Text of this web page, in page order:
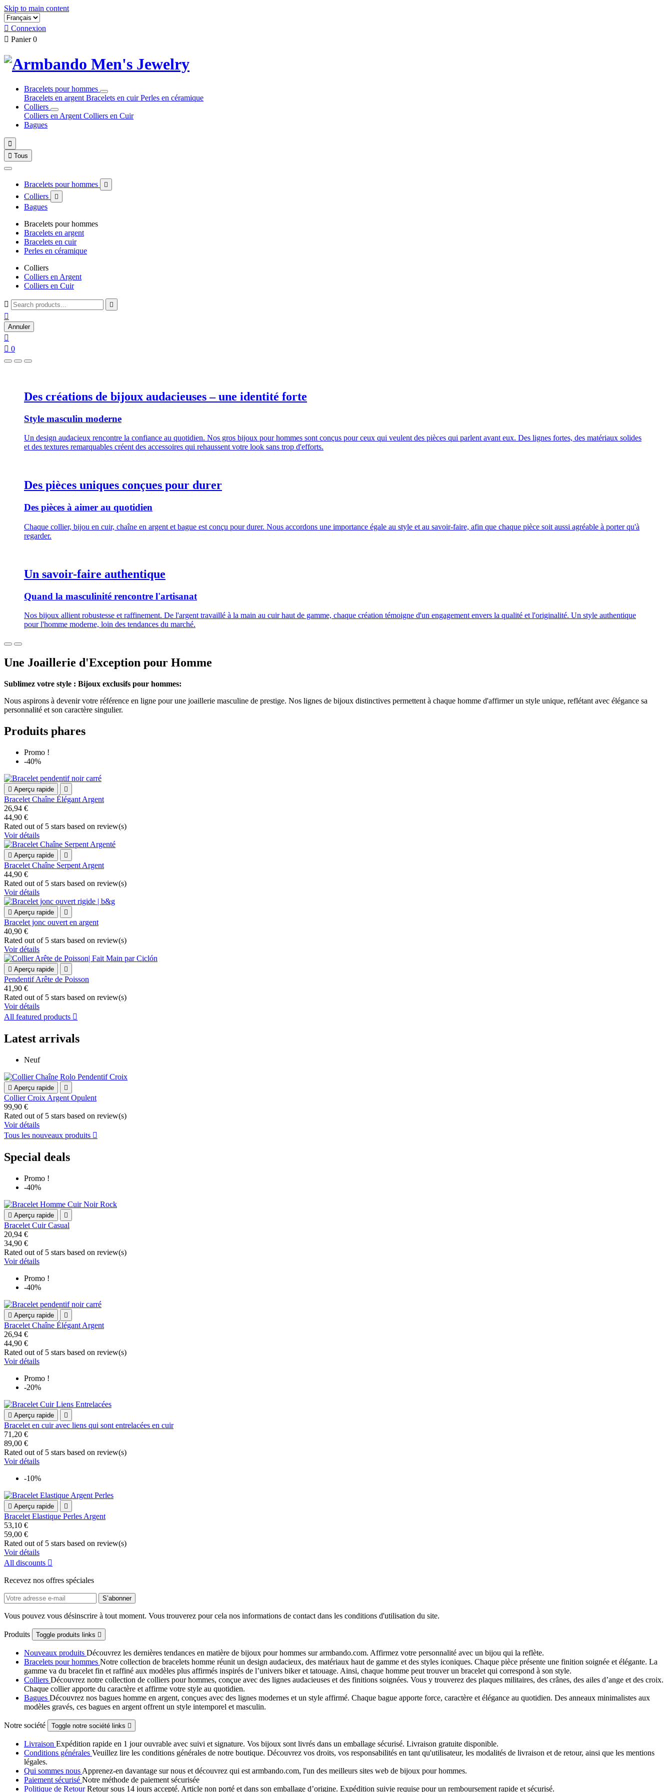
Skip to main content
 Connexion
 Panier 0
Bracelets pour hommes
Bracelets en argent Bracelets en cuirPerles en céramique
Colliers
Colliers en Argent Colliers en Cuir
Bagues

 Tous
Bracelets pour hommes 
Colliers 
Bagues
Bracelets pour hommes
Bracelets en argent
Bracelets en cuir
Perles en céramique
Colliers
Colliers en Argent
Colliers en Cuir
 

Annuler

 0
Des créations de bijoux audacieuses – une identité forte
Style masculin moderne
Un design audacieux rencontre la confiance au quotidien. Nos gros bijoux pour hommes sont conçus pour ceux qui veulent des pièces qui parlent avant eux. Des lignes fortes, des matériaux solides
et des textures remarquables créent des accessoires qui rehaussent votre look sans trop d'efforts.
Des pièces uniques conçues pour durer
Des pièces à aimer au quotidien
Chaque collier, bijou en cuir, chaîne en argent et bague est conçu pour durer. Nous accordons une importance égale au style et au savoir-faire, afin que chaque pièce soit aussi agréable à porter qu'à
regarder.
Un savoir-faire authentique
Quand la masculinité rencontre l'artisanat
Nos bijoux allient robustesse et raffinement. De l'argent travaillé à la main au cuir haut de gamme, chaque création témoigne d'un engagement envers la qualité et l'originalité. Un style authentique
pour l'homme moderne, loin des tendances du marché.
Une Joaillerie d'Exception pour Homme
Sublimez votre style : Bijoux exclusifs pour hommes:
Nous aspirons à devenir votre référence en ligne pour une joaillerie masculine de prestige. Nos lignes de bijoux distinctives permettent à chaque homme d'affirmer un style unique, reflétant avec élégance sa
personnalité et son caractère singulier.
Produits phares
Promo !
-40%
 Aperçu rapide 
Bracelet Chaîne Élégant Argent
26,94 €
44,90 €
Rated out of 5 stars based on review(s)
Voir détails
 Aperçu rapide 
Bracelet Chaîne Serpent Argent
44,90 €
Rated out of 5 stars based on review(s)
Voir détails
 Aperçu rapide 
Bracelet jonc ouvert en argent
40,90 €
Rated out of 5 stars based on review(s)
Voir détails
 Aperçu rapide 
Pendentif Arête de Poisson
41,90 €
Rated out of 5 stars based on review(s)
Voir détails
All featured products 
Latest arrivals
Neuf
 Aperçu rapide 
Collier Croix Argent Opulent
99,90 €
Rated out of 5 stars based on review(s)
Voir détails
Tous les nouveaux produits 
Special deals
Promo !
-40%
 Aperçu rapide 
Bracelet Cuir Casual
20,94 €
34,90 €
Rated out of 5 stars based on review(s)
Voir détails
Promo !
-40%
 Aperçu rapide 
Bracelet Chaîne Élégant Argent
26,94 €
44,90 €
Rated out of 5 stars based on review(s)
Voir détails
Promo !
-20%
 Aperçu rapide 
Bracelet en cuir avec liens qui sont entrelacées en cuir
71,20 €
89,00 €
Rated out of 5 stars based on review(s)
Voir détails
-10%
 Aperçu rapide 
Bracelet Elastique Perles Argent
53,10 €
59,00 €
Rated out of 5 stars based on review(s)
Voir détails
All discounts 
Recevez nos offres spéciales
Vous pouvez vous désinscrire à tout moment. Vous trouverez pour cela nos informations de contact dans les conditions d'utilisation du site.
Produits Toggle produits links 
Nouveaux produits Découvrez les dernières tendances en matière de bijoux pour hommes sur armbando.com. Affirmez votre personnalité avec un bijou qui la reflète.
Bracelets pour hommes Notre collection de bracelets homme réunit un design audacieux, des matériaux haut de gamme et des styles iconiques. Chaque pièce présente une finition soignée et élégante. La
gamme va du bracelet fin et raffiné aux modèles plus affirmés inspirés de l’univers biker et tatouage. Ainsi, chaque homme peut trouver un bracelet qui correspond à son style.
Colliers Découvrez notre collection de colliers pour hommes, conçue avec des lignes audacieuses et des finitions soignées. Vous y trouverez des plaques militaires, des crânes, des ailes d’ange et des croix.
Chaque collier apporte du caractère et affirme votre style au quotidien.
Bagues Découvrez nos bagues homme en argent, conçues avec des lignes modernes et un style affirmé. Chaque bague apporte force, caractère et élégance au quotidien. Des anneaux minimalistes aux
modèles gravés, ces bagues en argent offrent un style intemporel et masculin.
Notre société Toggle notre société links 
Livraison Expédition rapide en 1 jour ouvrable avec suivi et signature. Vos bijoux sont livrés dans un emballage sécurisé. Livraison gratuite disponible.
Conditions générales Veuillez lire les conditions générales de notre boutique. Découvrez vos droits, vos responsabilités en tant qu'utilisateur, les modalités de livraison et de retour, ainsi que les mentions
légales.
Qui sommes nous Apprenez-en davantage sur nous et découvrez qui est armbando.com, l'un des meilleurs sites web de bijoux pour hommes.
Paiement sécurisé Notre méthode de paiement sécurisée
Politique de RetourRetour sous 14 jours accepté. Article non porté et dans son emballage d’origine. Expédition suivie requise pour un remboursement rapide et sécurisé.